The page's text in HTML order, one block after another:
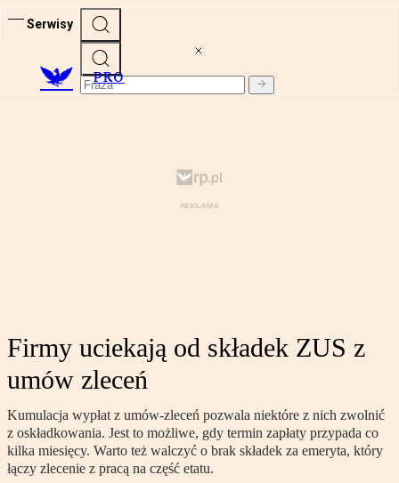
Serwisy
PRO
Firmy uciekają od składek ZUS z
umów zleceń
Kumulacja wypłat z umów-zleceń pozwala niektóre z nich zwolnić
z oskładkowania. Jest to możliwe, gdy termin zapłaty przypada co
kilka miesięcy. Warto też walczyć o brak składek za emeryta, który
łączy zlecenie z pracą na część etatu.